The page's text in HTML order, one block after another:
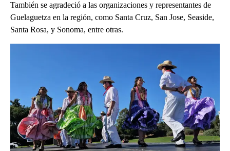
También se agradeció a las organizaciones y representantes de
Guelaguetza en la región, como Santa Cruz, San Jose, Seaside,
Santa Rosa, y Sonoma, entre otras.